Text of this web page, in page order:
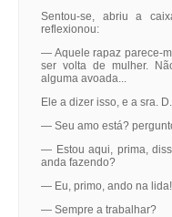
Sentou-se, abriu a
reflexionou:
— Aquele rapaz parece-
ser volta de mulher.
alguma avoada...
Ele a dizer isso, e a sra.
— Seu amo está?
— Estou aqui, prima,
anda fazendo?
— Eu, primo, ando na lida!
— Sempre a trabalhar?